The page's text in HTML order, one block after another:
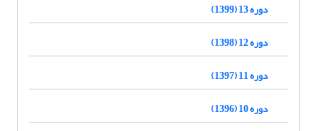
دوره 13 (1399)
دوره 12 (1398)
دوره 11 (1397)
دوره 10 (1396)